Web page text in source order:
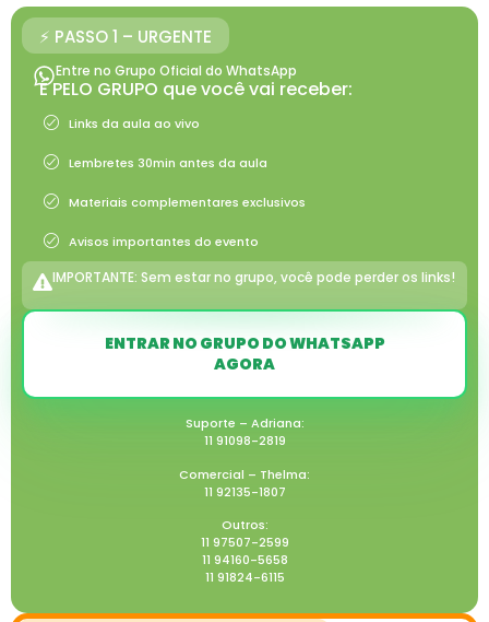
⚡️ PASSO 1 – URGENTE
Entre no Grupo Oficial do WhatsApp
É PELO GRUPO que você vai receber:
Links da aula ao vivo
Lembretes 30min antes da aula
Materiais complementares exclusivos
Avisos importantes do evento
IMPORTANTE: Sem estar no grupo, você pode perder os links!
ENTRAR NO GRUPO DO WHATSAPP
AGORA
Suporte – Adriana:
11 91098-2819
Comercial – Thelma:
11 92135-1807
Outros:
11 97507-2599
11 94160-5658
11 91824-6115